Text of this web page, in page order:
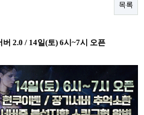
목록
2.0 / 14일(토) 6시~7시 오픈